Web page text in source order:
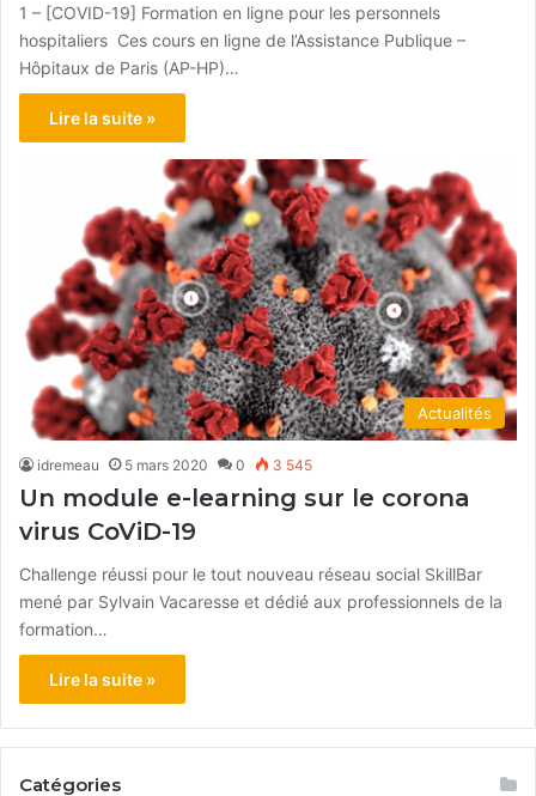
1 – [COVID-19] Formation en ligne pour les personnels
hospitaliers Ces cours en ligne de l’Assistance Publique –
Hôpitaux de Paris (AP-HP)…
Lire la suite »
Actualités
idremeau 5 mars 2020 0 3 545
Un module e-learning sur le corona
virus CoViD-19
Challenge réussi pour le tout nouveau réseau social SkillBar
mené par Sylvain Vacaresse et dédié aux professionnels de la
formation…
Lire la suite »
Catégories